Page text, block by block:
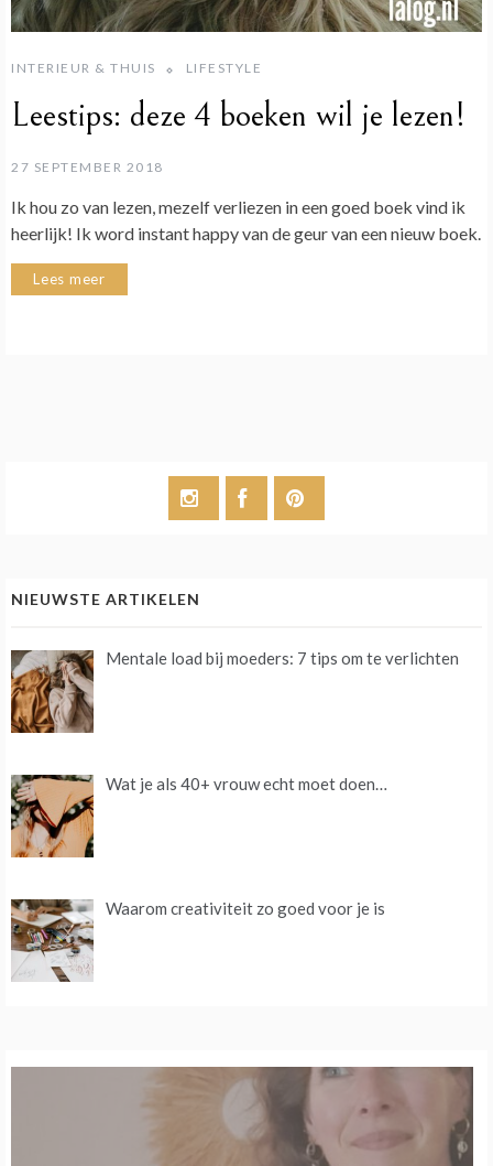
INTERIEUR & THUIS LIFESTYLE
Leestips: deze 4 boeken wil je lezen!
27 SEPTEMBER 2018
Ik hou zo van lezen, mezelf verliezen in een goed boek vind ik
heerlijk! Ik word instant happy van de geur van een nieuw boek.
Lees meer
NIEUWSTE ARTIKELEN
Mentale load bij moeders: 7 tips om te verlichten
Wat je als 40+ vrouw echt moet doen…
Waarom creativiteit zo goed voor je is